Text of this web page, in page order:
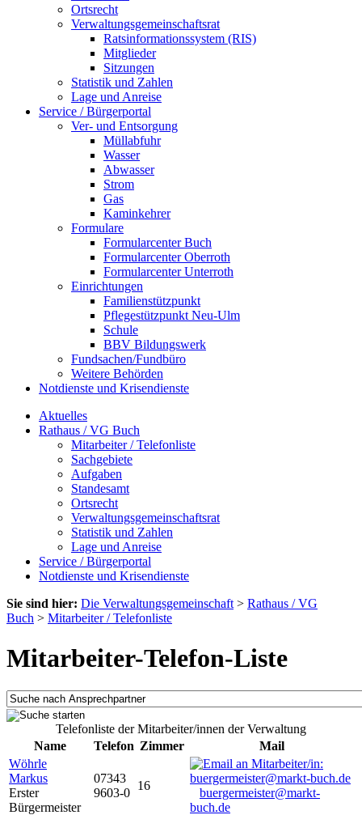
Ortsrecht
Verwaltungsgemeinschaftsrat
Ratsinformationssystem (RIS)
Mitglieder
Sitzungen
Statistik und Zahlen
Lage und Anreise
Service / Bürgerportal
Ver- und Entsorgung
Müllabfuhr
Wasser
Abwasser
Strom
Gas
Kaminkehrer
Formulare
Formularcenter Buch
Formularcenter Oberroth
Formularcenter Unterroth
Einrichtungen
Familienstützpunkt
Pflegestützpunkt Neu-Ulm
Schule
BBV Bildungswerk
Fundsachen/Fundbüro
Weitere Behörden
Notdienste und Krisendienste
Aktuelles
Rathaus / VG Buch
Mitarbeiter / Telefonliste
Sachgebiete
Aufgaben
Standesamt
Ortsrecht
Verwaltungsgemeinschaftsrat
Statistik und Zahlen
Lage und Anreise
Service / Bürgerportal
Notdienste und Krisendienste
Sie sind hier: Die Verwaltungsgemeinschaft > Rathaus / VG
Buch > Mitarbeiter / Telefonliste
Mitarbeiter-Telefon-Liste
Telefonliste der Mitarbeiter/innen der Verwaltung
Name
Telefon Zimmer
Mail
Wöhrle
Markus
Erster
Bürgermeister
07343
9603-0
16
buergermeister@markt-
buch.de